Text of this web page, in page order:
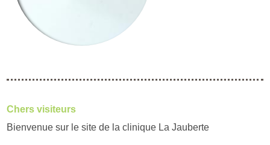
Chers visiteurs
Bienvenue sur le site de la clinique La Jauberte